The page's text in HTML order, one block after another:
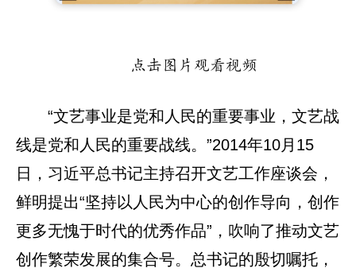
点击图片观看视频
“文艺事业是党和人民的重要事业，文艺战
线是党和人民的重要战线。”2014年10月15
日，习近平总书记主持召开文艺工作座谈会，
鲜明提出“坚持以人民为中心的创作导向，创作
更多无愧于时代的优秀作品”，吹响了推动文艺
创作繁荣发展的集合号。总书记的殷切嘱托，